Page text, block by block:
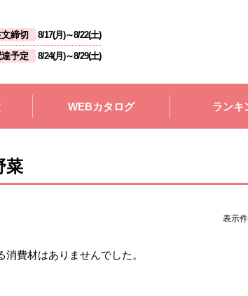
締切 8/17(月)～8/22(土)
予定
8/24(月)～8/29(土)
WEBカタログ ランキ
菜
表示
消費材はありませんでした。